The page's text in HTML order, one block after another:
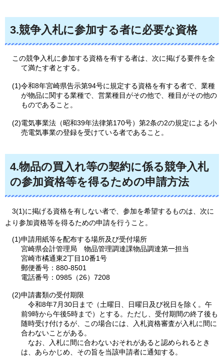
3.競争入札に参加する者に必要な資格
この競争入札に参加する資格を有する者は、次に掲げる要件を全
て満たす者とする。
(1)令和8年宮崎県告示第94号に規定する資格を有する者で、業種
が物品に関する業種で、営業種目がその他で、種目がその他の
ものであること。
(2)電気事業法（昭和39年法律第170号）第2条の2の規定による小
売電気事業の登録を受けている者であること。
4.物品の買入れ等の契約に係る競争入札
の参加資格等を得るための申請方法
3(1)に掲げる資格を有しない者で、参加を希望するものは、次に
より参加資格等を得るための申請を行うこと。
(1)申請用紙等を配布する場所及び受付場所
宮崎県会計管理局
物品管理調達課物品調達第一担当
宮崎市橘通東2丁目10番1号
郵便番号：880-8501
電話番号：0985（26）7208
(2)申請書類の受付期限
令和8年7月30日まで（土曜日、日曜日及び祝日を除く。午
前9時から午後5時まで）とする。ただし、受付期間の終了後も
随時受け付けるが、この場合には、入札資格審査が入札に間に
合わないことがある。
なお、入札に間に合わないおそれがあると認められるとき
は、あらかじめ、その旨を当該申請者に通知する。